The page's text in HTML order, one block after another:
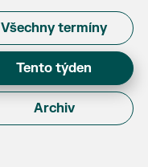
Všechny termíny
Tento týden
Archiv